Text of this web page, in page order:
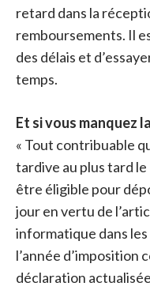
retard dans la
remboursements. Il
des délais et
temps.
Et si vous manquez
« Tout contribuable
tardive au plus tard
être éligible pour
jour en vertu de
informatique dans les
l’année d’imposition
déclaration